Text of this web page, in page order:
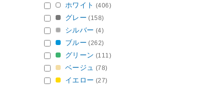
ホワイト (406)
グレー (158)
シルバー (4)
ブルー (262)
グリーン (111)
ベージュ (78)
イエロー (27)